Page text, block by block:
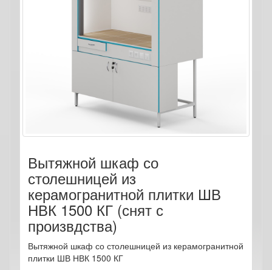
Вытяжной шкаф со
столешницей из
керамогранитной плитки ШВ
НВК 1500 КГ (снят с
произвдства)
Вытяжной шкаф со столешницей из керамогранитной
плитки ШВ НВК 1500 КГ